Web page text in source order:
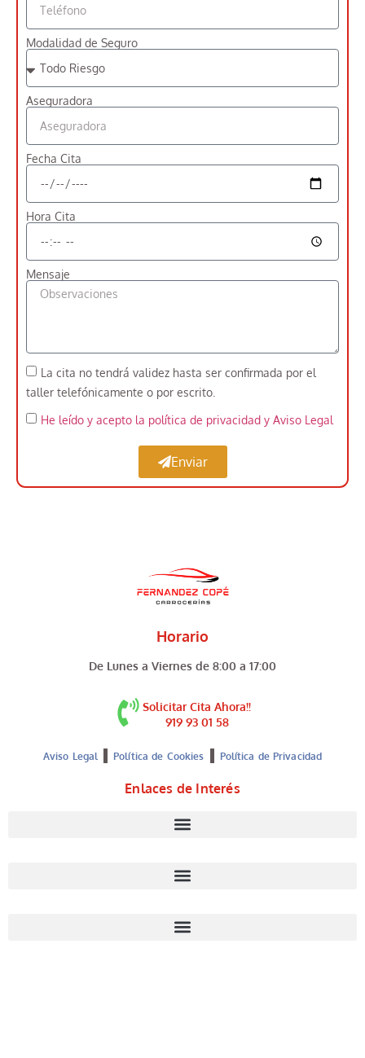
Modalidad de Seguro
Aseguradora
Fecha Cita
Hora Cita
Mensaje
La cita no tendrá validez hasta ser confirmada por el
taller telefónicamente o por escrito.
He leído y acepto la política de privacidad y Aviso Legal
Enviar
Horario
De Lunes a Viernes de 8:00 a 17:00
Solicitar Cita Ahora!!
919 93 01 58
Aviso Legal Política de Cookies Política de Privacidad
Enlaces de Interés